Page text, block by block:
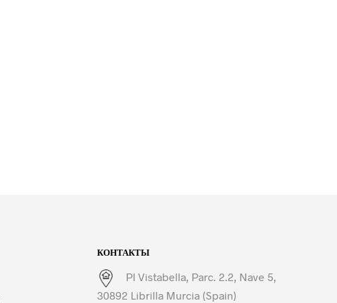
КОНТАКТЫ
PI Vistabella, Parc. 2.2, Nave 5,
30892 Librilla Murcia (Spain)